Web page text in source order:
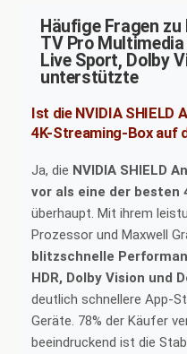
Häufige Fragen zu
TV Pro Multimedia
Live Sport, Dolby
unterstützte
Ist die NVIDIA
4K-Streaming-Box auf
Ja, die NVIDIA SHIELD
vor als eine der besten
überhaupt. Mit ihrem
Prozessor und Maxwell
blitzschnelle
HDR, Dolby Vision und
deutlich schnellere App-
Geräte. 78% der Käufer
beeindruckend ist die